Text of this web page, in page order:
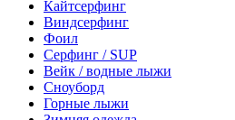
Кайтсерфинг
Виндсерфинг
Фоил
Серфинг / SUP
Вейк / водные лыжи
Сноуборд
Горные лыжи